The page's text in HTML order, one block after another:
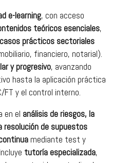
e-learning, con acceso
teóricos esenciales,
casos prácticos sectoriales
financiero, notarial).
y progresivo, avanzando
hasta la aplicación práctica
FT y el control interno.
en el análisis de riesgos, la
resolución de supuestos
mediante test y
tutoría especializada,